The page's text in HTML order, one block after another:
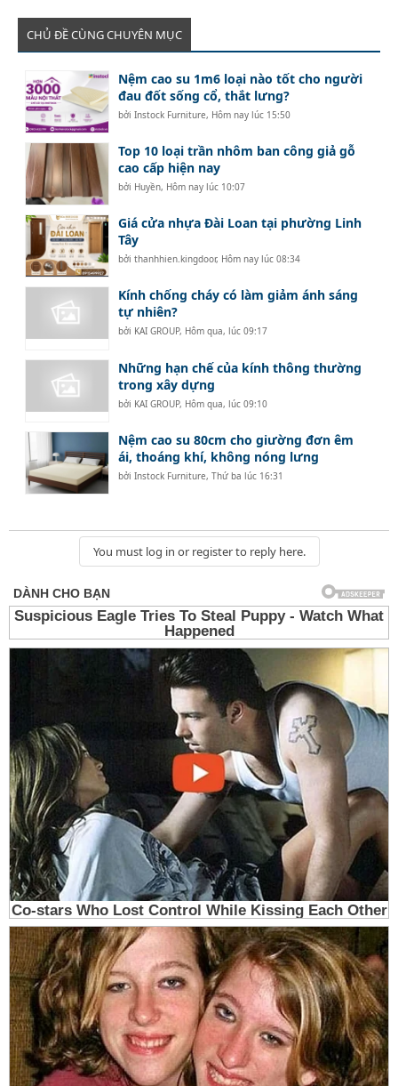
CHỦ ĐỀ CÙNG CHUYÊN MỤC
Nệm cao su 1m6 loại nào tốt cho người
đau đốt sống cổ, thắt lưng?
bởiInstock Furniture, Hôm nay lúc 15:50
Top 10 loại trần nhôm ban công giả gỗ
cao cấp hiện nay
bởi Huyền, Hôm nay lúc 10:07
Giá cửa nhựa Đài Loan tại phường Linh
Tây
bởithanhhien.kingdoor, Hôm nay lúc 08:34
Kính chống cháy có làm giảm ánh sáng
tự nhiên?
bởi KAI GROUP, Hôm qua, lúc 09:17
Những hạn chế của kính thông thường
trong xây dựng
bởi KAI GROUP, Hôm qua, lúc 09:10
Nệm cao su 80cm cho giường đơn êm
ái, thoáng khí, không nóng lưng
bởiInstock Furniture,Thứ ba lúc 16:31
You must log in or register to reply here.